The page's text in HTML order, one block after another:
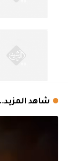
شاهد المزيد..